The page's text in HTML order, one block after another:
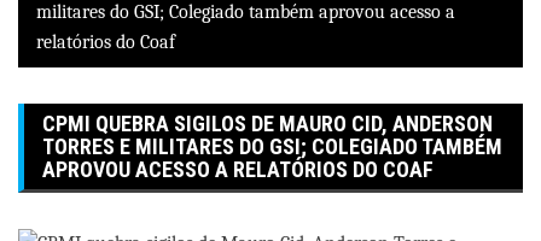
militares do GSI; Colegiado também aprovou acesso a
relatórios do Coaf
CPMI QUEBRA SIGILOS DE MAURO CID, ANDERSON
TORRES E MILITARES DO GSI; COLEGIADO TAMBÉM
APROVOU ACESSO A RELATÓRIOS DO COAF